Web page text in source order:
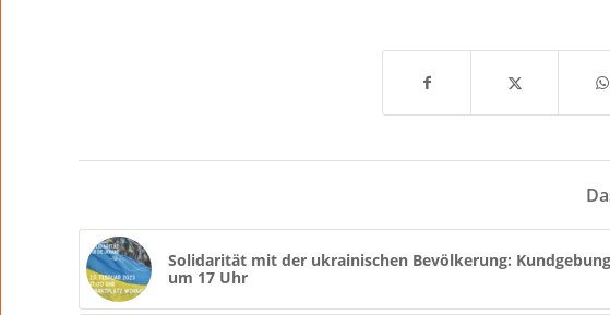
Solidarität mit der ukrainischen Bevölkerung:
um 17 Uhr